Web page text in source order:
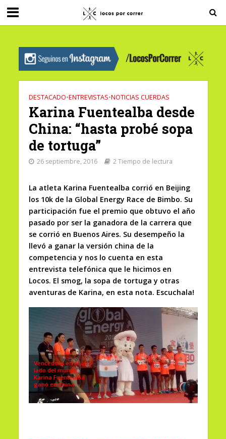
G-0X2PD3RFLV
DESTACADO•ENTREVISTAS•NOTICIAS CUERDAS
Karina Fuentealba desde
China: “hasta probé sopa
de tortuga”
26 septiembre, 2016 2 Tiempo de lectura
La atleta Karina Fuentealba corrió en Beijing
los 10k de la Global Energy Race de Bimbo. Su
participación fue el premio que obtuvo el año
pasado por ser la ganadora de la carrera que
se corrió en Buenos Aires. Su desempeño la
llevó a ganar la versión china de la
competencia y nos lo cuenta en esta
entrevista telefónica que le hicimos en
Locos. El smog, la sopa de tortuga y otras
aventuras de Karina, en esta nota. Escuchala!
Vencedora en el otro
lado del mundo.
Karina Fuentealba
ganó en China